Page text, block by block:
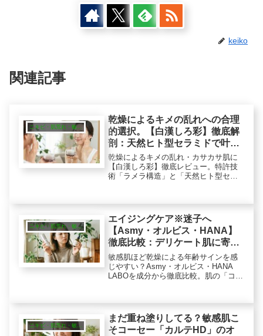
keiko
関連記事
ニキビ・肌荒れ・敏感肌
乾燥によるキメの乱れへの合理
的選択。【白漢しろ彩】徹底解
剖：天然ヒト型セラミドで叶え
る「角質層の構造」着目の保湿
ケア
乾燥によるキメの乱れ・カサカサ肌に
【白漢しろ彩】徹底レビュー。特許技
術「ラメラ構造」と「天然ヒト型セラ
す」クリームの実力とワセリンとの使
い分けを解説します。
ニキビ・肌荒れ・敏感肌
エイジングケア※迷子へ
【Asmy・オルビス・HANA】
徹底比較：デリケート肌に寄り
添う「攻めと守り」
敏感肌ほど乾燥による年齢サインを感
じやすい？Asmy・オルビス・HANA
LABOを成分から徹底比較。肌の「コン
やヒト型セラミドなど、今のあなたの
肌ステージに理想的な1本を提案しま
す。
ニキビ・肌荒れ・敏感肌
まだ重ね塗りしてる？敏感肌こ
そコーセー「カルテHD」のオ